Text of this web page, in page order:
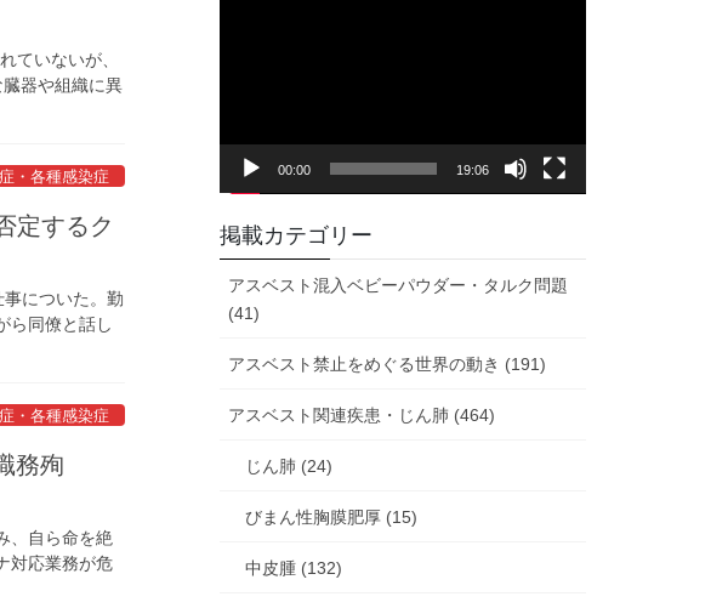
ていないが、
器や組織に異
・各種感染症
定するク
についた。勤
ら同僚と話し
・各種感染症
務殉
、自ら命を絶
対応業務が危
ヤ
00:00 19:06
掲載カテゴリー
アスベスト混入ベビーパウダー・タルク問題
(41)
アスベスト禁止をめぐる世界の動き (191)
アスベスト関連疾患・じん肺 (464)
じん肺 (24)
びまん性胸膜肥厚 (15)
中皮腫 (132)